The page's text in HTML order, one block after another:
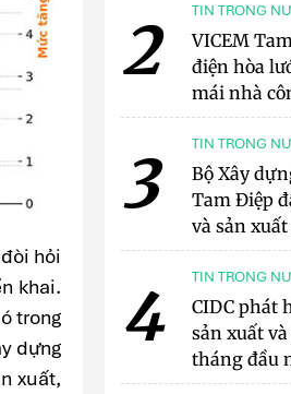
hỏi
khai.
trong
dựng
xuất,
2 TIN TRONG
VICEM
điện hòa
mái nhà
3 TIN TRONG
Bộ Xây
Tam Điệp
và sản
4 TIN TRONG
CIDC phát
sản xuất
tháng đầu